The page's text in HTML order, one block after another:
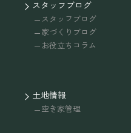
スタッフブログ
スタッフブログ
家づくりブログ
お役立ちコラム
土地情報
空き家管理